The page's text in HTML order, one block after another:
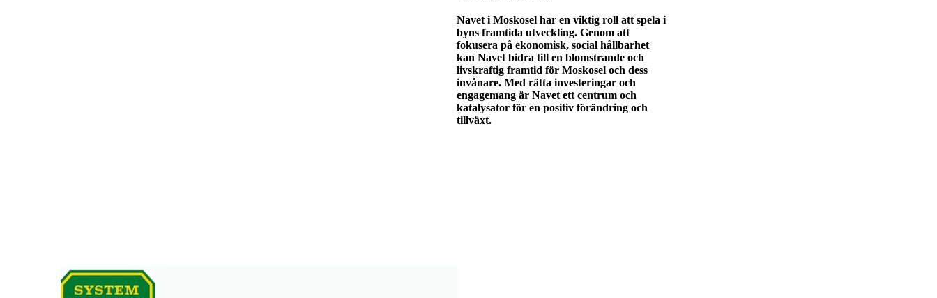
Navet i Moskosel har en viktig roll att spela i
byns framtida utveckling. Genom att
fokusera på ekonomisk, social hållbarhet
kan Navet bidra till en blomstrande och
livskraftig framtid för Moskosel och dess
invånare. Med rätta investeringar och
engagemang är Navet ett centrum och
katalysator för en positiv förändring och
tillväxt.